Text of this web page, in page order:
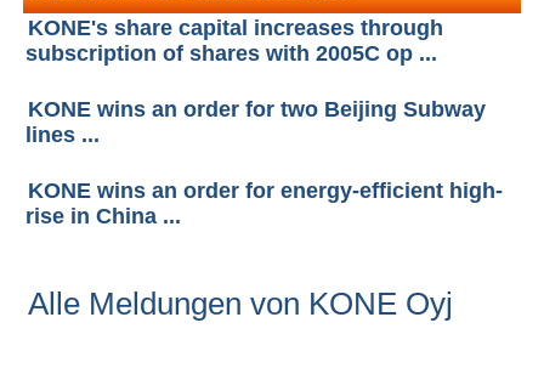
KONE's share capital increases through
subscription of shares with 2005C op ...
KONE wins an order for two Beijing Subway
lines ...
KONE wins an order for energy-efficient high-
rise in China ...
Alle Meldungen von KONE Oyj